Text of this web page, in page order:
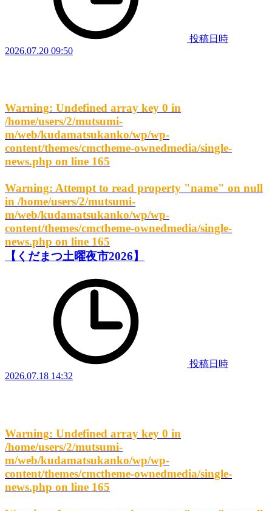
投稿日時
2026.07.20 09:50
Warning: Undefined array key 0 in
/home/users/2/mutsumi-
m/web/kudamatsukanko/wp/wp-
content/themes/cmctheme-ownedmedia/single-
news.php on line 165
Warning: Attempt to read property "name" on null
in /home/users/2/mutsumi-
m/web/kudamatsukanko/wp/wp-
content/themes/cmctheme-ownedmedia/single-
news.php on line 165
【くだまつ土曜夜市2026】
投稿日時
2026.07.18 14:32
Warning: Undefined array key 0 in
/home/users/2/mutsumi-
m/web/kudamatsukanko/wp/wp-
content/themes/cmctheme-ownedmedia/single-
news.php on line 165